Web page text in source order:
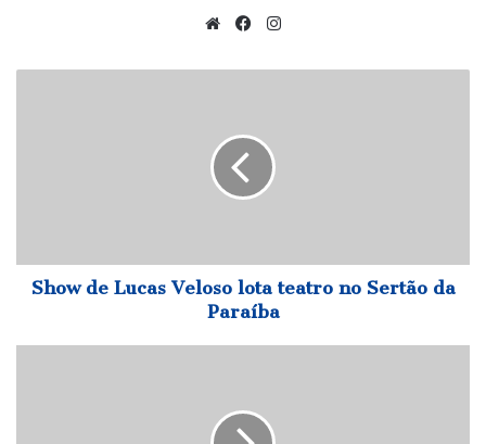
WebsiteFacebook
da
Paraíba
Show de Lucas Veloso lota teatro no Sertão da
Paraíba